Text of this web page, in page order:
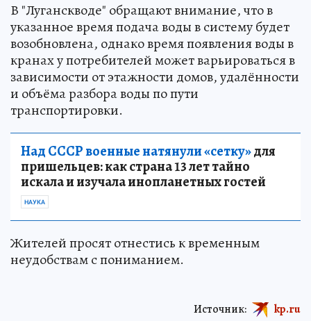
В "Луганскводе" обращают внимание, что в
указанное время подача воды в систему будет
возобновлена, однако время появления воды в
кранах у потребителей может варьироваться в
зависимости от этажности домов, удалённости
и объёма разбора воды по пути
транспортировки.
Над СССР военные натянули «сетку»для
пришельцев: как страна 13 лет тайно
искала и изучала инопланетных гостей
НАУКА
Жителей просят отнестись к временным
неудобствам с пониманием.
Источник: kp.ru